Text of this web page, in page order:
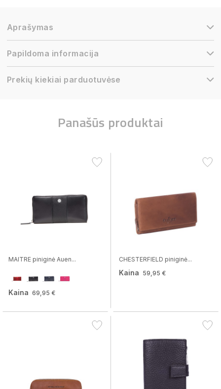
Aprašymas
Papildoma informacija
Prekių kiekiai parduotuvėse
Panašūs produktai
MAITRE piniginė Auen...
Kaina 69,95 €
CHESTERFIELD piniginė...
Kaina 59,95 €